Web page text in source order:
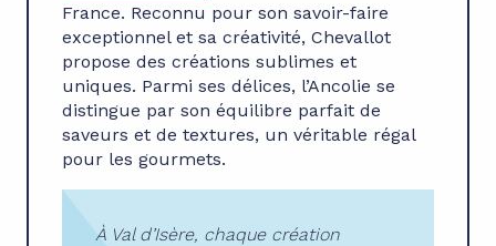
France. Reconnu pour son savoir-faire
exceptionnel et sa créativité, Chevallot
propose des créations sublimes et
uniques. Parmi ses délices, l’Ancolie se
distingue par son équilibre parfait de
saveurs et de textures, un véritable régal
pour les gourmets.
À Val d’Isère, chaque création